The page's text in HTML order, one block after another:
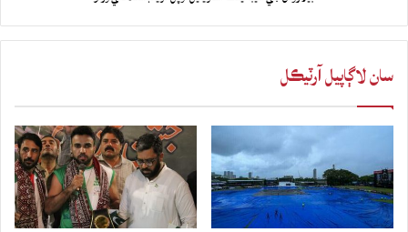
سان لاڳاپيل آرٽيڪل